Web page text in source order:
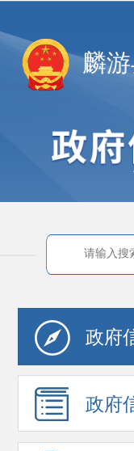
麟
政府
政府